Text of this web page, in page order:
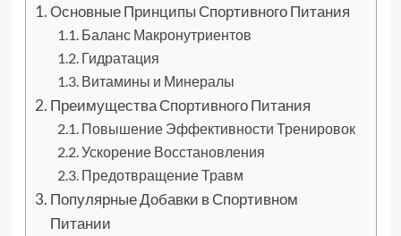
Основные Принципы Спортивного Питания
Баланс Макронутриентов
Гидратация
Витамины и Минералы
Преимущества Спортивного Питания
Повышение Эффективности Тренировок
Ускорение Восстановления
Предотвращение Травм
Популярные Добавки в Спортивном
Питании